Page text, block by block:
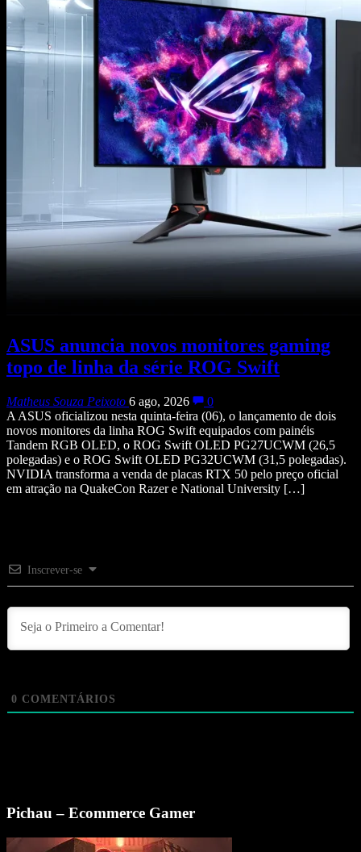
ASUS anuncia novos monitores gaming
topo de linha da série ROG Swift
Matheus Souza Peixoto 6 ago, 2026
0
A ASUS oficializou nesta quinta-feira (06), o lançamento de dois
novos monitores da linha ROG Swift equipados com painéis
Tandem RGB OLED, o ROG Swift OLED PG27UCWM (26,5
polegadas) e o ROG Swift OLED PG32UCWM (31,5 polegadas).
NVIDIA transforma a venda de placas RTX 50 pelo preço oficial
em atração na QuakeCon Razer e National University […]
Inscrever-se
0 COMENTÁRIOS
Pichau – Ecommerce Gamer